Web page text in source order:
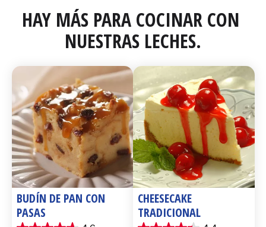
HAY MÁS PARA COCINAR CON
NUESTRAS LECHES.
BUDÍN DE PAN CON
PASAS
CHEESECAKE
TRADICIONAL